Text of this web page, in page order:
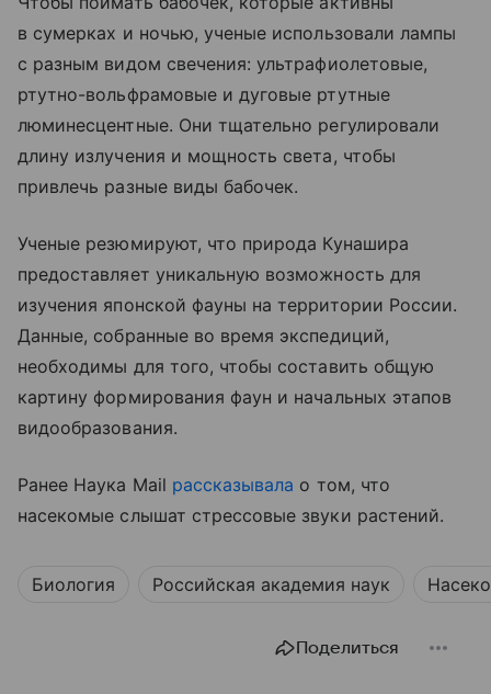
в сумерках и ночью, ученые использовали лампы
с разным видом свечения: ультрафиолетовые,
ртутно-вольфрамовые и дуговые ртутные
люминесцентные. Они тщательно регулировали
длину излучения и мощность света, чтобы
привлечь разные виды бабочек.
Ученые резюмируют, что природа Кунашира
предоставляет уникальную возможность для
изучения японской фауны на территории России.
Данные, собранные во время экспедиций,
необходимы для того, чтобы составить общую
картину формирования фаун и начальных этапов
видообразования.
Ранее Наука Mail рассказывала о том, что
насекомые слышат стрессовые звуки растений.
Биология Российская академия наук
Поделиться